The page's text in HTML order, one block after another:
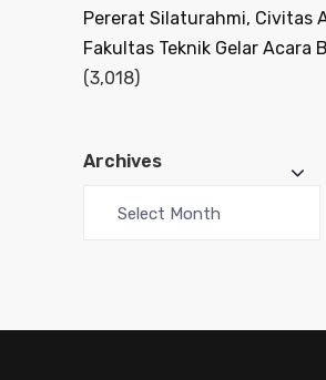
Pererat Silaturahmi, Civitas
Fakultas Teknik Gelar Acara
(3,018)
Archives